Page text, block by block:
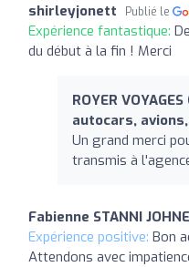
shirleyjonett Publié le
Expérience fantastique:
du début à la fin ! Merci
ROYER
autocars,
Un grand merci
transmis à
Fabienne STANNI
Expérience positive: Bon
Attendons avec